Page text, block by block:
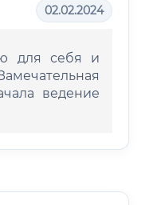
02.02.2024
для себя и
ведение